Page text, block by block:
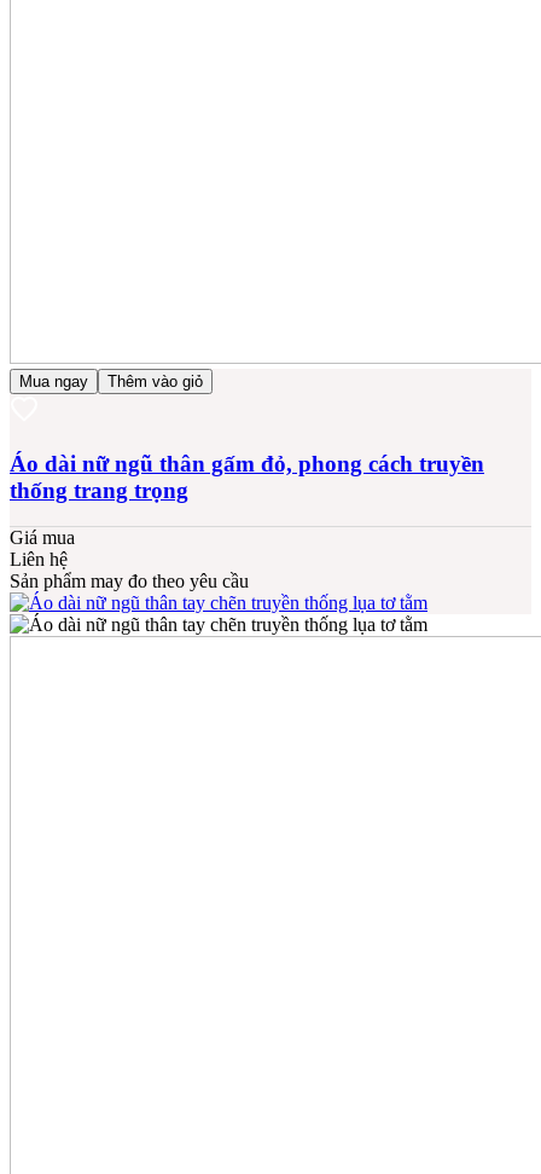
Mua ngay Thêm vào giỏ
Áo dài nữ ngũ thân gấm đỏ, phong cách truyền
thống trang trọng
Giá mua
Liên hệ
Sản phẩm may đo theo yêu cầu